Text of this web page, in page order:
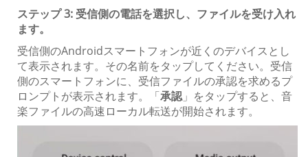
ステップ 3: 受信側の電話を選択し、ファイルを受け入れ
ます。
受信側のAndroidスマートフォンが近くのデバイスとし
て表示されます。その名前をタップしてください。受信
側のスマートフォンに、受信ファイルの承認を求めるプ
ロンプトが表示されます。「承認」をタップすると、音
楽ファイルの高速ローカル転送が開始されます。